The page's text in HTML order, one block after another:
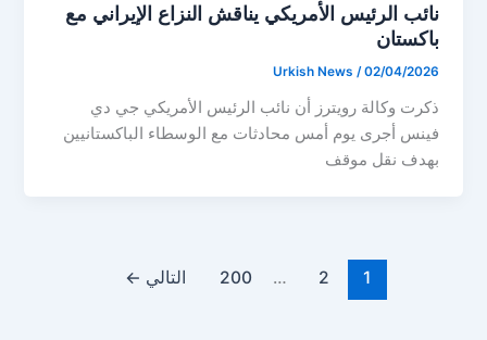
نائب الرئيس الأمريكي يناقش النزاع الإيراني مع
باكستان
Urkish News /02/04/2026
ذكرت وكالة رويترز أن نائب الرئيس الأمريكي جي دي
فينس أجرى يوم أمس محادثات مع الوسطاء الباكستانيين
بهدف نقل موقف
1
2
…
200 التالي ←